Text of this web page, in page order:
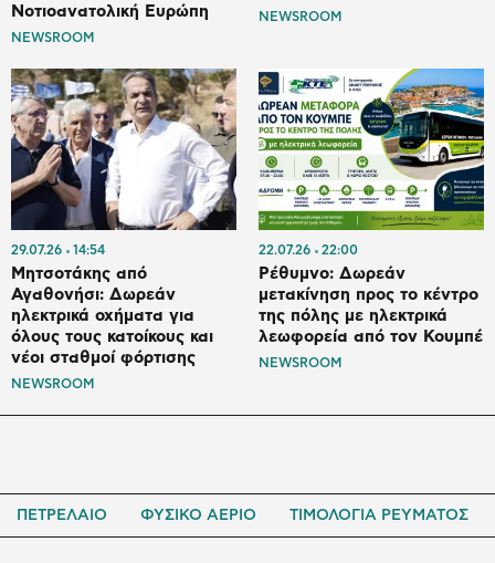
Νοτιοανατολική Ευρώπη
NEWSROOM
NEWSROOM
29.07.26 14:54
Μητσοτάκης από
Αγαθονήσι: Δωρεάν
ηλεκτρικά οχήματα για
όλους τους κατοίκους και
νέοι σταθμοί φόρτισης
NEWSROOM
22.07.26 22:00
Ρέθυμνο: Δωρεάν
μετακίνηση προς το κέντρο
της πόλης με ηλεκτρικά
λεωφορεία από τον Κουμπέ
NEWSROOM
ΠΕΤΡΕΛΑΙΟ ΦΥΣΙΚΟ ΑΕΡΙΟ ΤΙΜΟΛΟΓΙΑ ΡΕΥΜΑΤΟΣ